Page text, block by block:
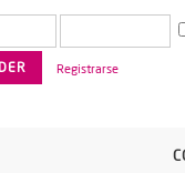
Registrarse